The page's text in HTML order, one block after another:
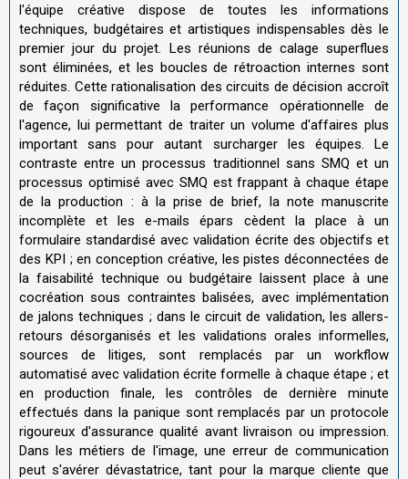
l'équipe créative dispose de toutes les informations
techniques, budgétaires et artistiques indispensables dès le
premier jour du projet. Les réunions de calage superflues
sont éliminées, et les boucles de rétroaction internes sont
réduites. Cette rationalisation des circuits de décision accroît
de façon significative la performance opérationnelle de
l'agence, lui permettant de traiter un volume d'affaires plus
important sans pour autant surcharger les équipes. Le
contraste entre un processus traditionnel sans SMQ et un
processus optimisé avec SMQ est frappant à chaque étape
de la production : à la prise de brief, la note manuscrite
incomplète et les e-mails épars cèdent la place à un
formulaire standardisé avec validation écrite des objectifs et
des KPI ; en conception créative, les pistes déconnectées de
la faisabilité technique ou budgétaire laissent place à une
cocréation sous contraintes balisées, avec implémentation
de jalons techniques ; dans le circuit de validation, les allers-
retours désorganisés et les validations orales informelles,
sources de litiges, sont remplacés par un workflow
automatisé avec validation écrite formelle à chaque étape ; et
en production finale, les contrôles de dernière minute
effectués dans la panique sont remplacés par un protocole
rigoureux d'assurance qualité avant livraison ou impression.
Dans les métiers de l'image, une erreur de communication
peut s'avérer dévastatrice, tant pour la marque cliente que